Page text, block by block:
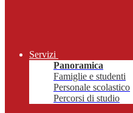
Servizi
Panoramica
Famiglie e studenti
Personale scolastico
Percorsi di studio